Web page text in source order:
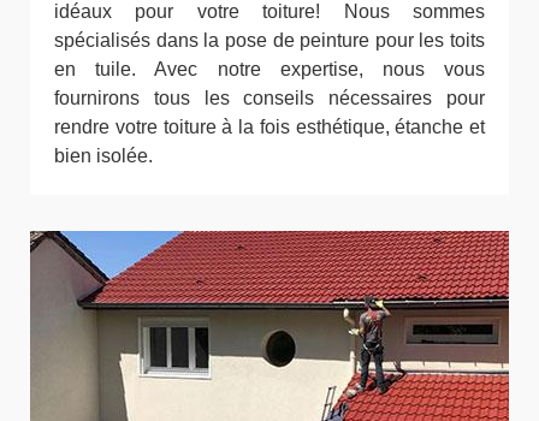
idéaux pour votre toiture! Nous sommes
spécialisés dans la pose de peinture pour les toits
en tuile. Avec notre expertise, nous vous
fournirons tous les conseils nécessaires pour
rendre votre toiture à la fois esthétique, étanche et
bien isolée.